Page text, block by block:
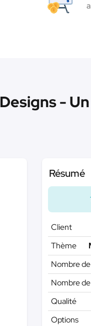
-
Résumé
Client
Thème
Nombre
Nombre
Qualité
Options